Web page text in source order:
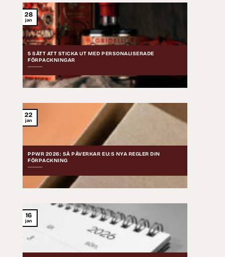
5 SÄTT ATT STICKA UT MED PERSONALISERADE
FÖRPACKNINGAR
28
jan
PPWR 2026: SÅ PÅVERKAR EU:S NYA REGLER DIN
FÖRPACKNING
22
jan
16
jan